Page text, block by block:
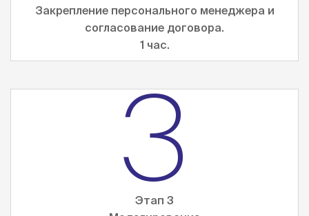
Закрепление персонального менеджера и
согласование договора.
1 час.
3
Этап 3